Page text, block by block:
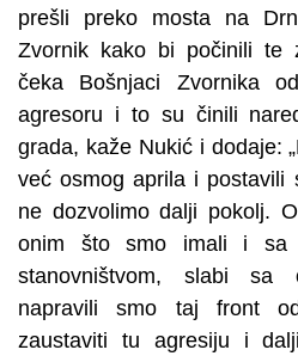
prešli preko mosta na
Zvornik kako bi počinili te
čeka Bošnjaci Zvornika
agresoru i to su činili
grada, kaže Nukić i dodaje:
već osmog aprila i postavili
ne dozvolimo dalji pokolj.
onim što smo imali i sa
stanovništvom, slabi sa
napravili smo taj front
zaustaviti tu agresiju i